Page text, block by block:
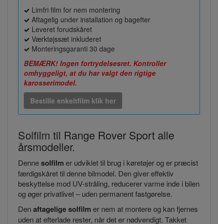
Limfri film for nem montering
Aftagelig under installation og bagefter
Leveret forudskåret
Værktøjssæt inkluderet
Monteringsgaranti 30 dage
BEMÆRK! Ingen fortrydelsesret. Kontroller
omhyggeligt, at du har valgt den rigtige
karosserimodel.
Bestille enkeltfilm klik her
Solfilm til Range Rover Sport alle
årsmodeller.
Dennesolfilmer udviklet til brug i køretøjer og er præcist
færdigskåret til denne bilmodel. Den giver effektiv
beskyttelse mod UV-stråling, reducerer varme inde i bilen
og øger privatlivet – uden permanent fastgørelse.
Denaftagelige solfilmer nem at montere og kan fjernes
uden at efterlade rester, når det er nødvendigt. Takket